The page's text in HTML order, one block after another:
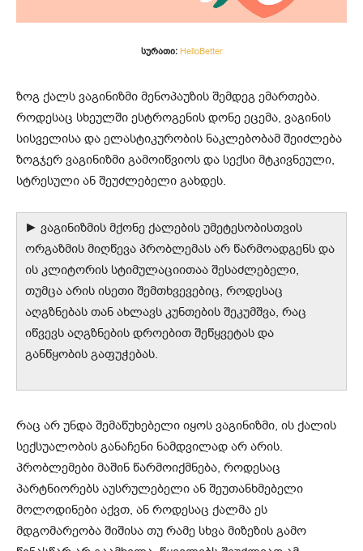
სურათი: HelloBetter
ზოგ ქალს ვაგინიზმი მენოპაუზის შემდეგ ემართება.
როდესაც სხეულში ესტროგენის დონე ეცემა, ვაგინის
სისველისა და ელასტიკურობის ნაკლებობამ შეიძლება
ზოგჯერ ვაგინიზმი გამოიწვიოს და სექსი მტკივნეული,
სტრესული ან შეუძლებელი გახდეს.
► ვაგინიზმის მქონე ქალების უმეტესობისთვის
ორგაზმის მიღწევა პრობლემას არ წარმოადგენს და
ის კლიტორის სტიმულაციითაა შესაძლებელი,
თუმცა არის ისეთი შემთხვევებიც, როდესაც
აღგზნებას თან ახლავს კუნთების შეკუმშვა, რაც
იწვევს აღგზნების დროებით შეწყვეტას და
განწყობის გაფუჭებას.
რაც არ უნდა შემაწუხებელი იყოს ვაგინიზმი, ის ქალის
სექსუალობის განაჩენი ნამდვილად არ არის.
პრობლემები მაშინ წარმოიქმნება, როდესაც
პარტნიორებს აუსრულებელი ან შეუთანხმებელი
მოლოდინები აქვთ, ან როდესაც ქალმა ეს
მდგომარეობა შიშისა თუ რამე სხვა მიზეზის გამო